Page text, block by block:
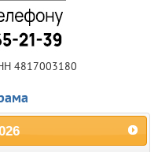
4817003180